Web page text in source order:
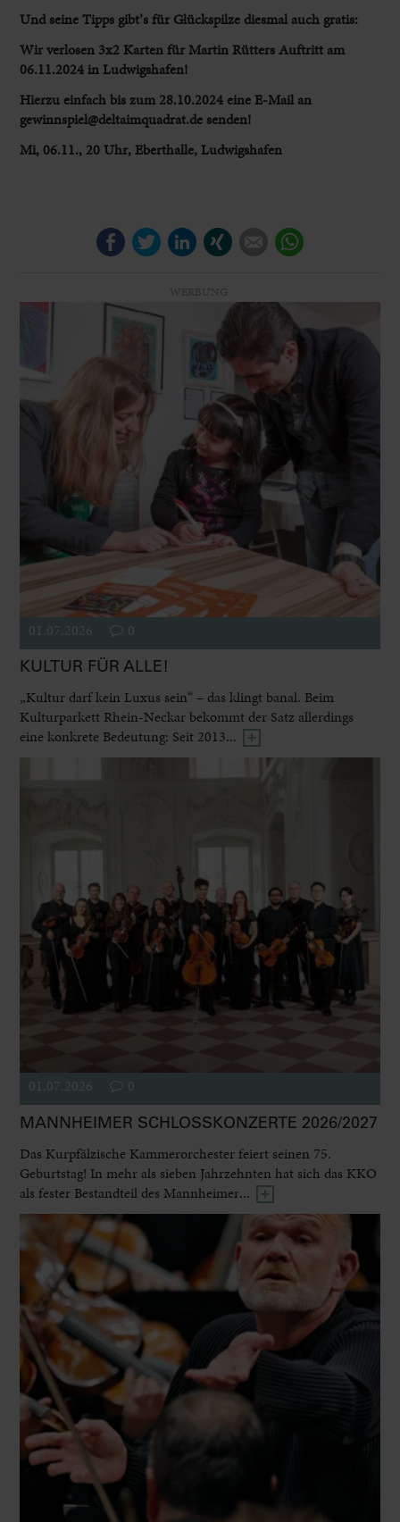
Und seine Tipps gibt’s für Glückspilze diesmal auch gratis:
Wir verlosen 3x2 Karten für Martin Rütters Auftritt am
06.11.2024 in Ludwigshafen!
Hierzu einfach bis zum 28.10.2024 eine E-Mail an
gewinnspiel@deltaimquadrat.de senden!
Mi, 06.11., 20 Uhr, Eberthalle, Ludwigshafen
FacebookTwitterLinkedIn E-mail
01.07.2026 0
KULTUR FÜR ALLE!
„Kultur darf kein Luxus sein“ – das klingt banal. Beim
Kulturparkett Rhein-Neckar bekommt der Satz allerdings
eine konkrete Bedeutung: Seit 2013...
01.07.2026 0
MANNHEIMER SCHLOSSKONZERTE 2026/2027
Das Kurpfälzische Kammerorchester feiert seinen 75.
Geburtstag! In mehr als sieben Jahrzehnten hat sich das KKO
als fester Bestandteil des Mannheimer...